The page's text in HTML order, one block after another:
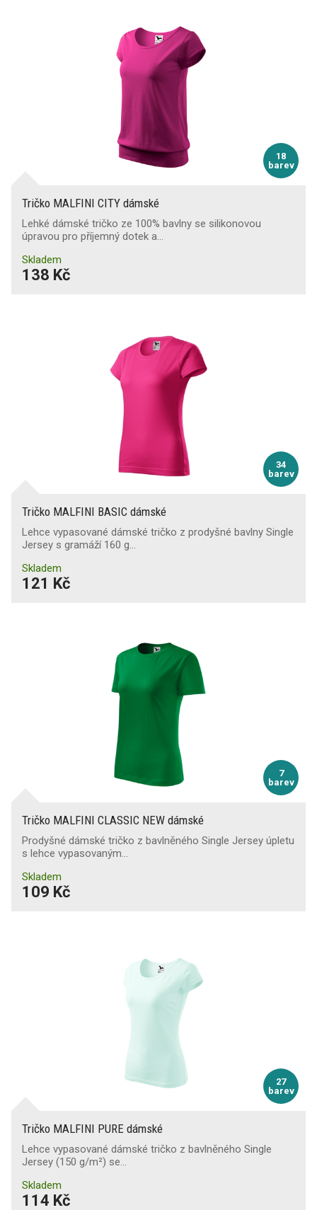
18
barev
Tričko MALFINI CITY dámské
Lehké dámské tričko ze 100% bavlny se silikonovou
úpravou pro příjemný dotek a…
Skladem
138 Kč
34
barev
Tričko MALFINI BASIC dámské
Lehce vypasované dámské tričko z prodyšné bavlny Single
Jersey s gramáží 160 g…
Skladem
121 Kč
7
barev
Tričko MALFINI CLASSIC NEW dámské
Prodyšné dámské tričko z bavlněného Single Jersey úpletu
s lehce vypasovaným…
Skladem
109 Kč
27
barev
Tričko MALFINI PURE dámské
Lehce vypasované dámské tričko z bavlněného Single
Jersey (150 g/m²) se…
Skladem
114 Kč